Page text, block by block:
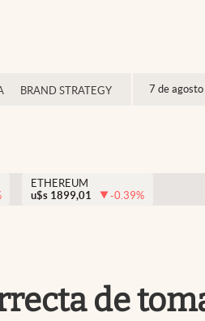
BRAND STRATEGY 7 de
ETHEREUM
u$s 1899,01 -0.39%
de